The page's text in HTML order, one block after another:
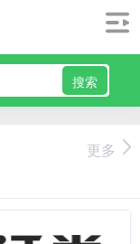
搜索
更多